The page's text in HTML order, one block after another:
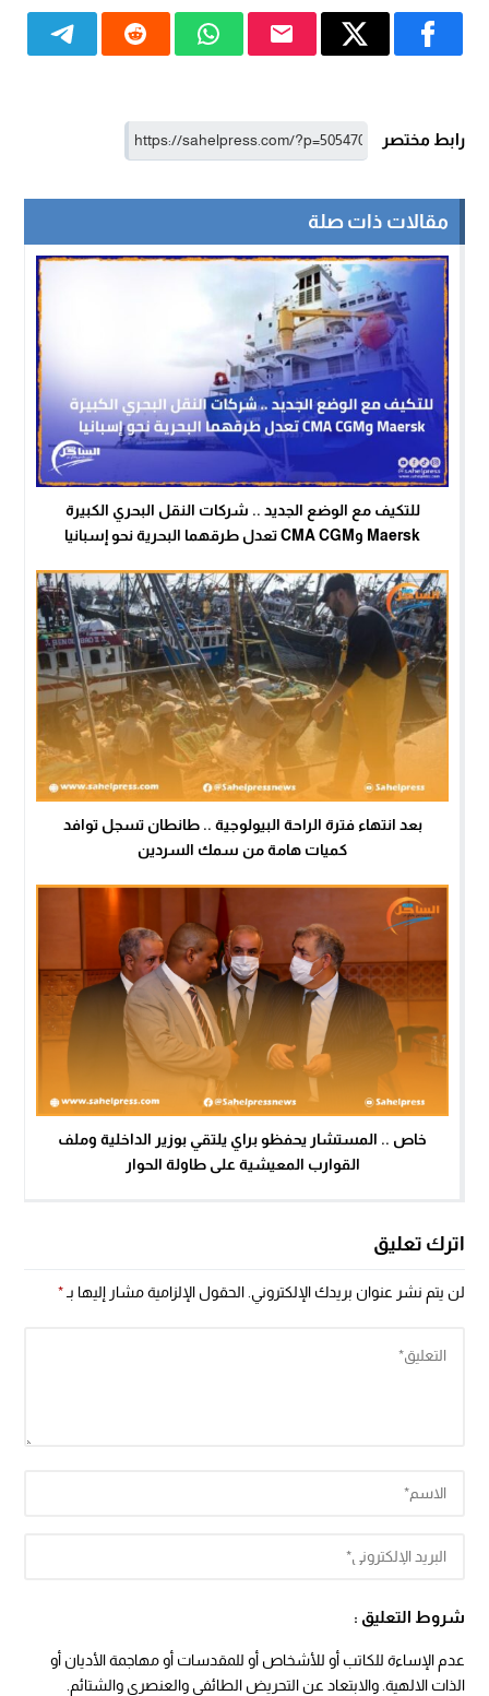
رابط مختصر
مقالات ذات صلة
للتكيف مع الوضع الجديد .. شركات النقل البحري الكبيرة
Maersk وCMA CGM تعدل طرقهما البحرية نحو إسبانيا
بعد انتهاء فترة الراحة البيولوجية .. طانطان تسجل توافد
كميات هامة من سمك السردين
خاص .. المستشار يحفظو براي يلتقي بوزير الداخلية وملف
القوارب المعيشية على طاولة الحوار
اترك تعليق
لن يتم نشر عنوان بريدك الإلكتروني. الحقول الإلزامية مشار إليها بـ*
شروط التعليق :
عدم الإساءة للكاتب أو للأشخاص أو للمقدسات أو مهاجمة الأديان أو
الذات الالهية. والابتعاد عن التحريض الطائفي والعنصري والشتائم.